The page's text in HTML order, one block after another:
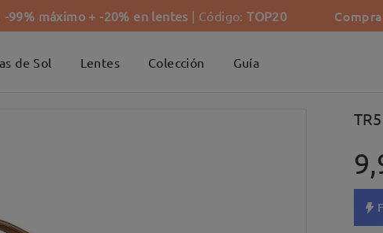
-99% máximo + -20% en lentes | Código:TOP20
de Sol Lentes Colección Guía